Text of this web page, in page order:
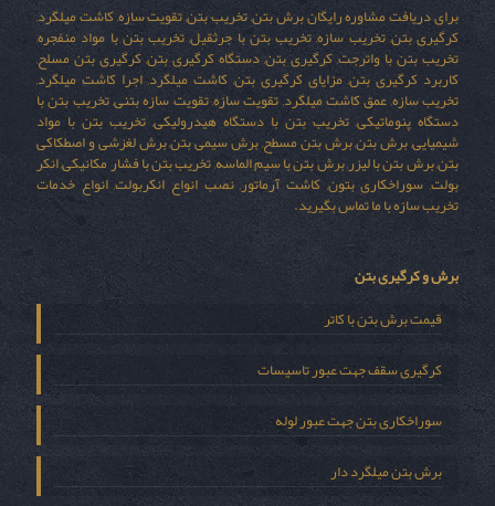
برای دریافت مشاوره رایگان برش بتن, تخریب بتن, تقویت سازه, کاشت میلگرد,
کرگیری بتن, تخریب سازه, تخریب بتن با جرثقیل, تخریب بتن با مواد منفجره,
تخریب بتن با واترجت, کرگیری بتن, دستگاه کرگیری بتن, کرگیری بتن مسلح,
کاربرد کرگیری بتن, مزایای کرگیری بتن, کاشت میلگرد, اجرا کاشت میلگرد,
تخریب سازه, عمق کاشت میلگرد, تقویت سازه, تقویت سازه بتنی, تخریب بتن با
دستگاه پنوماتیکی, تخریب بتن با دستگاه هیدرولیکی, تخریب بتن با مواد
شیمیایی, برش بتن, برش بتن مسطح, برش سیمی بتن, برش لغزشی و اصطکاکی
بتن, برش بتن با لیزر, برش بتن با سیم الماسه, تخریب بتن با فشار مکانیکی, انکر
بولت, سوراخکاری بتون, کاشت آرماتور, نصب انواع انکربولت, انواع خدمات
تخریب سازه با ما تماس بگیرید.
برش و کرگیری بتن
قیمت برش بتن با کاتر
کرگیری سقف جهت عبور تاسیسات
سوراخکاری بتن جهت عبور لوله
برش بتن میلگرد دار